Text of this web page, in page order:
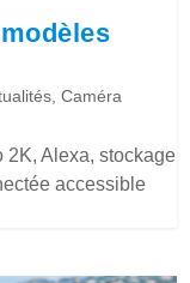
,Caméra
2K, Alexa, stockage
accessible